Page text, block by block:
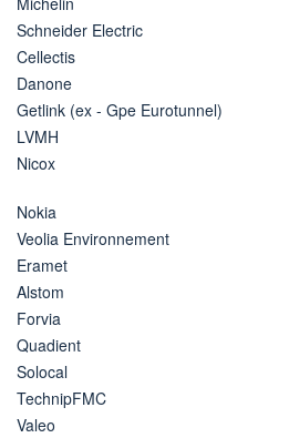
Schneider Electric
Cellectis
Danone
Getlink (ex - Gpe Eurotunnel)
LVMH
Nicox
Nokia
Veolia Environnement
Eramet
Alstom
Forvia
Quadient
Solocal
TechnipFMC
Valeo